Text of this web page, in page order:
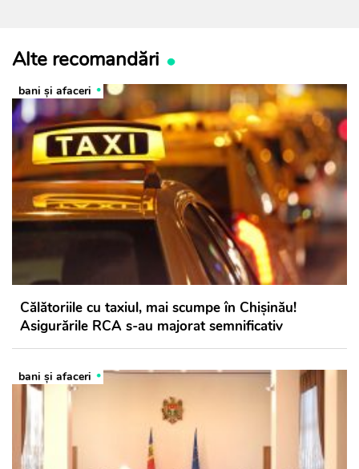
Alte recomandări
bani și afaceri
Călătoriile cu taxiul, mai scumpe în Chișinău!
Asigurările RCA s-au majorat semnificativ
bani și afaceri